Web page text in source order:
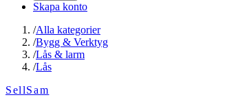
Skapa konto
/Alla kategorier
/Bygg & Verktyg
/Lås & larm
/Lås
SellSam